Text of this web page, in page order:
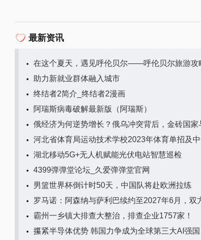
最新资讯
在这个夏天，遇见呼伦贝尔——呼伦贝尔旅游攻
助力新就业群体融入城市
终结者2简介_终结者2漫画
阿瑞斯病毒破解最新版（阿瑞斯）
俄经济为何逆势增长？俄乌冲突背后，金砖国家
河北省体育局运动技术学校2023年体育单招及
湖北移动5G+无人机赋能光伏电站智慧巡检
4399弹弹堂论坛_久爱弹弹堂官网
男篮世界杯倒计时50天，中国队将赴欧洲拉练
罗马诺：阿森纳与萨利巴续约至2027年6月，双
霸州一乡镇大排查大整治，排查企业1757家！
攥紧半导体优势 韩国力争成为全球第三大AI强国